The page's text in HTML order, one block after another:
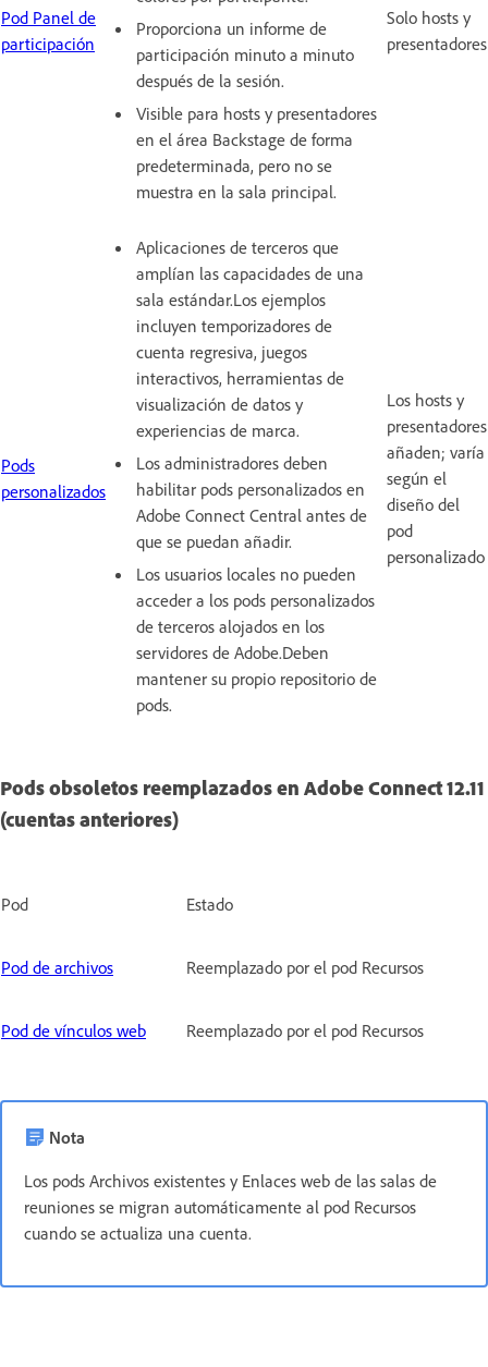
Pod Panel de
participación
Proporciona un informe de
participación minuto a minuto
después de la sesión.
Visible para hosts y presentadores
en el área Backstage de forma
predeterminada, pero no se
muestra en la sala principal.
Solo hosts y
presentadores
Pods
personalizados
Aplicaciones de terceros que
amplían las capacidades de una
sala estándar.Los ejemplos
incluyen temporizadores de
cuenta regresiva, juegos
interactivos, herramientas de
visualización de datos y
experiencias de marca.
Los administradores deben
habilitar pods personalizados en
Adobe Connect Central antes de
que se puedan añadir.
Los usuarios locales no pueden
acceder a los pods personalizados
de terceros alojados en los
servidores de Adobe.Deben
mantener su propio repositorio de
pods.
Los hosts y
presentadores
añaden; varía
según el
diseño del
pod
personalizado
Pods obsoletos reemplazados en Adobe Connect 12.11
(cuentas anteriores)
Pod Estado
Pod de archivos Reemplazado por el pod Recursos
Pod de vínculos web Reemplazado por el pod Recursos
Nota
Los pods Archivos existentes y Enlaces web de las salas de
reuniones se migran automáticamente al pod Recursos
cuando se actualiza una cuenta.